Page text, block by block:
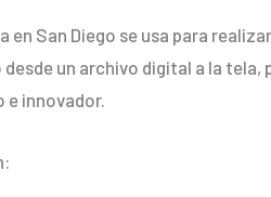
San Diego se usa para
un archivo digital a la
innovador.